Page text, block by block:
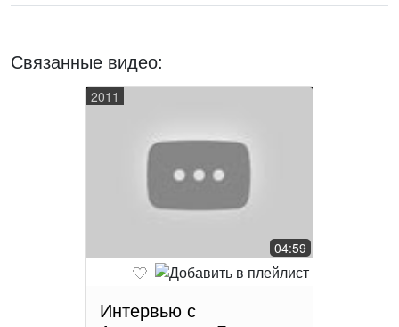
Связанные видео:
2011
04:59
Интервью с